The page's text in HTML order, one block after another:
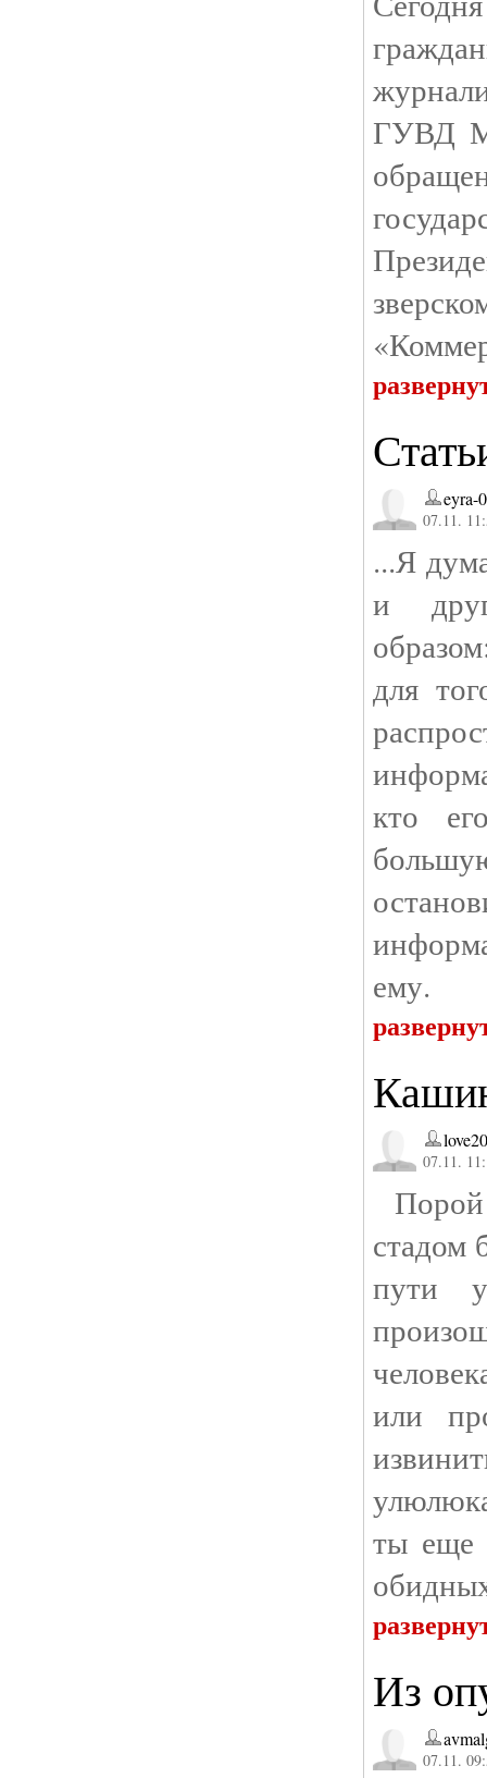
ГУВД
eyra-
07.11.
...Я
и
для
кто
ему.
07.11.
стадом
пути
или
ты еще
Из
07.11.